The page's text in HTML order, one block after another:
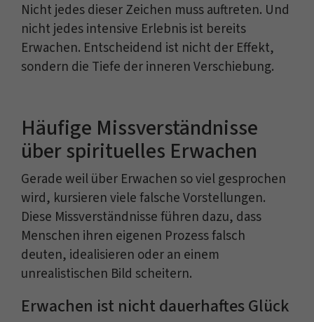
Nicht jedes dieser Zeichen muss auftreten. Und
nicht jedes intensive Erlebnis ist bereits
Erwachen. Entscheidend ist nicht der Effekt,
sondern die Tiefe der inneren Verschiebung.
Häufige Missverständnisse
über spirituelles Erwachen
Gerade weil über Erwachen so viel gesprochen
wird, kursieren viele falsche Vorstellungen.
Diese Missverständnisse führen dazu, dass
Menschen ihren eigenen Prozess falsch
deuten, idealisieren oder an einem
unrealistischen Bild scheitern.
Erwachen ist nicht dauerhaftes Glück